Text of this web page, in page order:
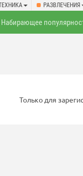
РАЗВЛЕЧЕНИЯ
Набирающее
Только для